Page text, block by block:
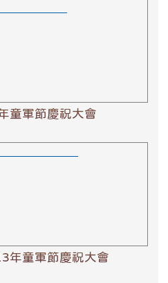
童軍節慶祝大會
年童軍節慶祝大會